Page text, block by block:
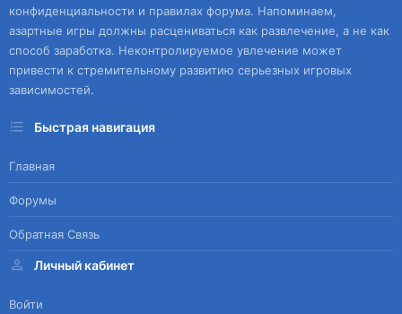
конфиденциальности и правилах форума. Напоминаем,
азартные игры должны расцениваться как развлечение, а не как
способ заработка. Неконтролируемое увлечение может
привести к стремительному развитию серьезных игровых
зависимостей.
Быстрая навигация
Главная
Форумы
Обратная Связь
Личный кабинет
Войти